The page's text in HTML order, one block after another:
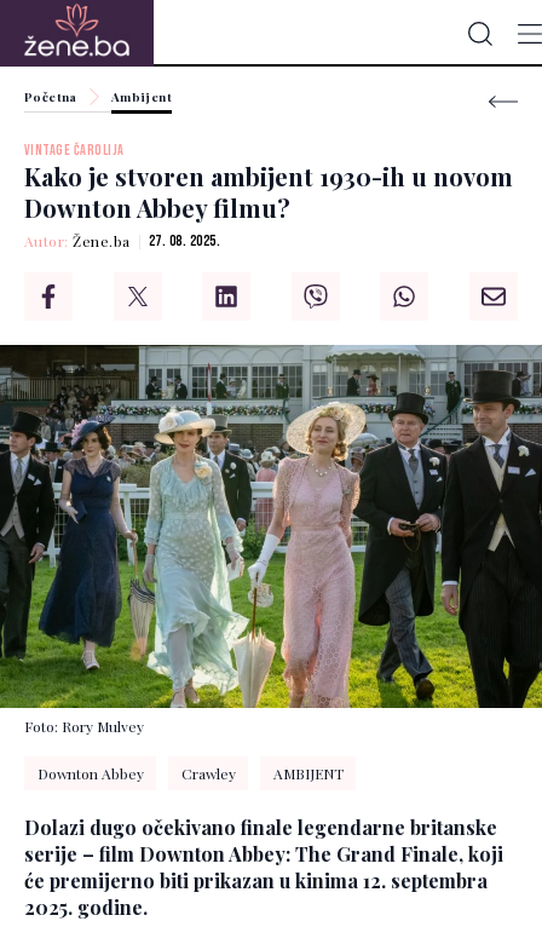
Početna Ambijent
VINTAGE ČAROLIJA
Kako je stvoren ambijent 1930-ih u novom
Downton Abbey filmu?
Autor:Žene.ba 27. 08. 2025.
Foto: Rory Mulvey
Downton Abbey Crawley AMBIJENT
Dolazi dugo očekivano finale legendarne britanske
serije – film Downton Abbey: The Grand Finale, koji
će premijerno biti prikazan u kinima 12. septembra
2025. godine.